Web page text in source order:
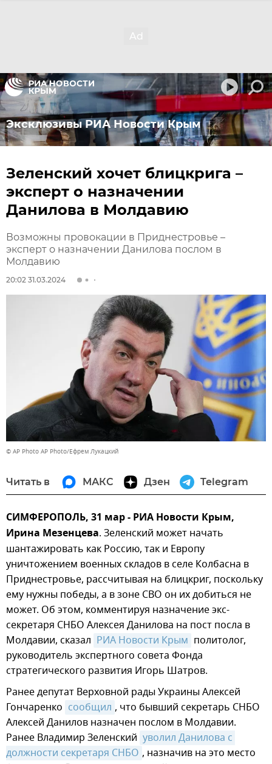
Эксклюзивы РИА Новости Крым
Зеленский хочет блицкрига –
эксперт о назначении
Данилова в Молдавию
Возможны провокации в Приднестровье –
эксперт о назначении Данилова послом в
Молдавию
20:02 31.03.2024
© AP Photo AP Photo/Ефрем Лукацкий
Читать в МАКС Дзен Telegram
СИМФЕРОПОЛЬ, 31 мар - РИА Новости Крым,
Ирина Мезенцева. Зеленский может начать
шантажировать как Россию, так и Европу
уничтожением военных складов в селе Колбасна в
Приднестровье, рассчитывая на блицкриг, поскольку
ему нужны победы, а в зоне СВО он их добиться не
может. Об этом, комментируя назначение экс-
секретаря СНБО Алексея Данилова на пост посла в
Молдавии, сказал РИА Новости Крым политолог,
руководитель экспертного совета Фонда
стратегического развития Игорь Шатров.
Ранее депутат Верховной рады Украины Алексей
Гончаренко сообщил , что бывший секретарь СНБО
Алексей Данилов назначен послом в Молдавии.
Ранее Владимир Зеленский уволил Данилова с
должности секретаря СНБО , назначив на это место